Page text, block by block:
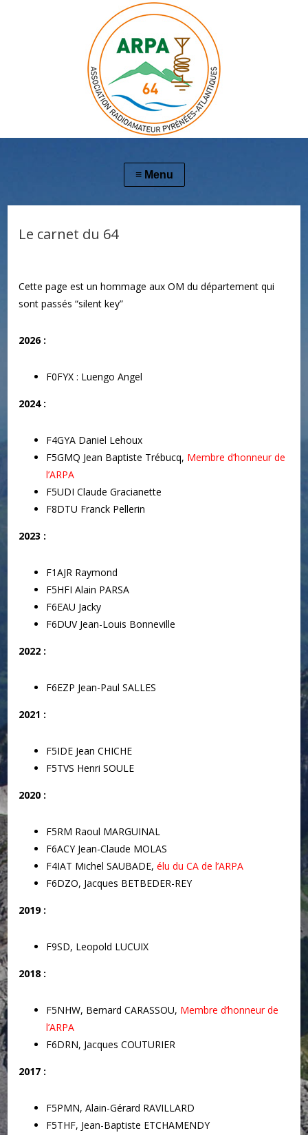
Le carnet du 64
Cette page est un hommage aux OM du département qui
sont passés “silent key”
2026 :
F0FYX : Luengo Angel
2024 :
F4GYA Daniel Lehoux
F5GMQ Jean Baptiste Trébucq, Membre d’honneur de
l’ARPA
F5UDI Claude Gracianette
F8DTU Franck Pellerin
2023 :
F1AJR Raymond
F5HFI Alain PARSA
F6EAU Jacky
F6DUV Jean-Louis Bonneville
2022 :
F6EZP Jean-Paul SALLES
2021 :
F5IDE Jean CHICHE
F5TVS Henri SOULE
2020 :
F5RM Raoul MARGUINAL
F6ACY Jean-Claude MOLAS
F4IAT Michel SAUBADE,élu du CA de l’ARPA
F6DZO, Jacques BETBEDER-REY
2019 :
F9SD, Leopold LUCUIX
2018 :
F5NHW, Bernard CARASSOU, Membre d’honneur de
l’ARPA
F6DRN, Jacques COUTURIER
2017 :
F5PMN, Alain-Gérard RAVILLARD
F5THF, Jean-Baptiste ETCHAMENDY